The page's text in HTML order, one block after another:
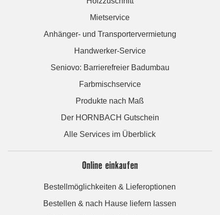
Mietservice
Anhänger- und Transportervermietung
Handwerker-Service
Seniovo: Barrierefreier Badumbau
Farbmischservice
Produkte nach Maß
Der HORNBACH Gutschein
Alle Services im Überblick
Online einkaufen
Bestellmöglichkeiten & Lieferoptionen
Bestellen & nach Hause liefern lassen